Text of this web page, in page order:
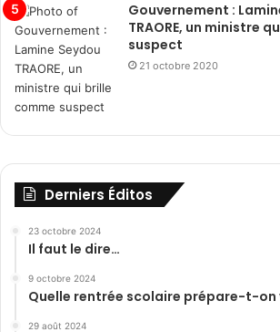
Gouvernement :
TRAORE, un ministre
suspect
21 octobre 2020
Derniers Éditos
23 octobre 2024
Il faut le dire…
9 octobre 2024
Quelle rentrée scolaire prépare-t-on
29 août 2024